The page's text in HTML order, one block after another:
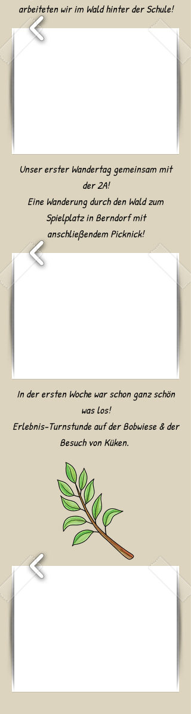
arbeiteten wir im Wald hinter der Schule!
Unser erster Wandertag gemeinsam mit
der 2A!
Eine Wanderung durch den Wald zum
Spielplatz in Berndorf mit
anschließendem Picknick!
In der ersten Woche war schon ganz schön
was los!
Erlebnis-Turnstunde auf der Bobwiese & der
Besuch von Küken.